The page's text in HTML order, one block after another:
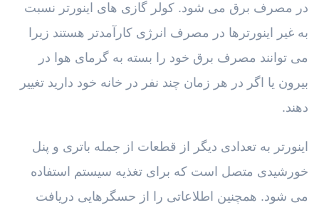
در مصرف برق می شود. کولر گازی های اینورتر نسبت
به غیر اینورترها در مصرف انرژی کارآمدتر هستند زیرا
می توانند مصرف برق خود را بسته به گرمای هوا در
بیرون یا اگر در هر زمان چند نفر در خانه خود دارید تغییر
دهند.
اینورتر به تعدادی دیگر از قطعات از جمله باتری و پنل
خورشیدی متصل است که برای تغذیه سیستم استفاده
می شود. همچنین اطلاعاتی را از حسگرهایی دریافت